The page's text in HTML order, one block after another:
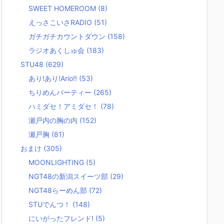
SWEET HOMEROOM (8)
えっさこいさRADIO (51)
ガチガチカウントダウン (158)
ラジオあくしゅ会 (183)
STU48 (629)
あり!あり!Ario!! (53)
ちりめんパーティー (265)
ハミダセ！アミダセ！ (78)
瀬戸内の胸の内 (152)
瀬戸胸 (81)
おまけ (305)
MOONLIGHTING (5)
NGT48の新潟スイーツ部 (29)
NGT48らーめん部 (72)
STUでんつ！ (148)
にいがったフレンド! (5)